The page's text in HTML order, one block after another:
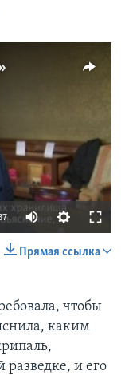
Прямая ссылка
чтобы
каким
и его